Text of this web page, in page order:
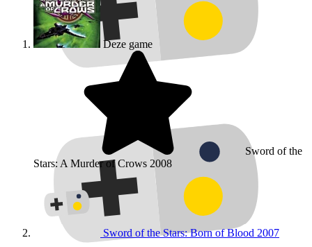
Deze game
Sword of the
Stars: A Murder of Crows 2008
Sword of the Stars: Born of Blood 2007